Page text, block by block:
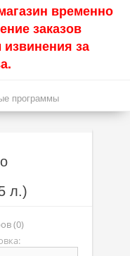
временно
заказов
за
программы
л.)
(0)